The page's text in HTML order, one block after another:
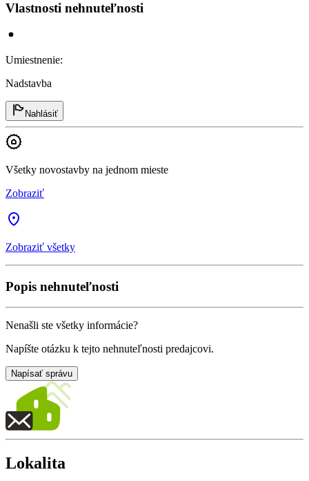
Vlastnosti nehnuteľnosti
Umiestnenie:
Nadstavba
Nahlásiť
Všetky novostavby na jednom mieste
Zobraziť
Zobraziť všetky
Popis nehnuteľnosti
Nenašli ste všetky informácie?
Napíšte otázku k tejto nehnuteľnosti predajcovi.
Napísať správu
Lokalita